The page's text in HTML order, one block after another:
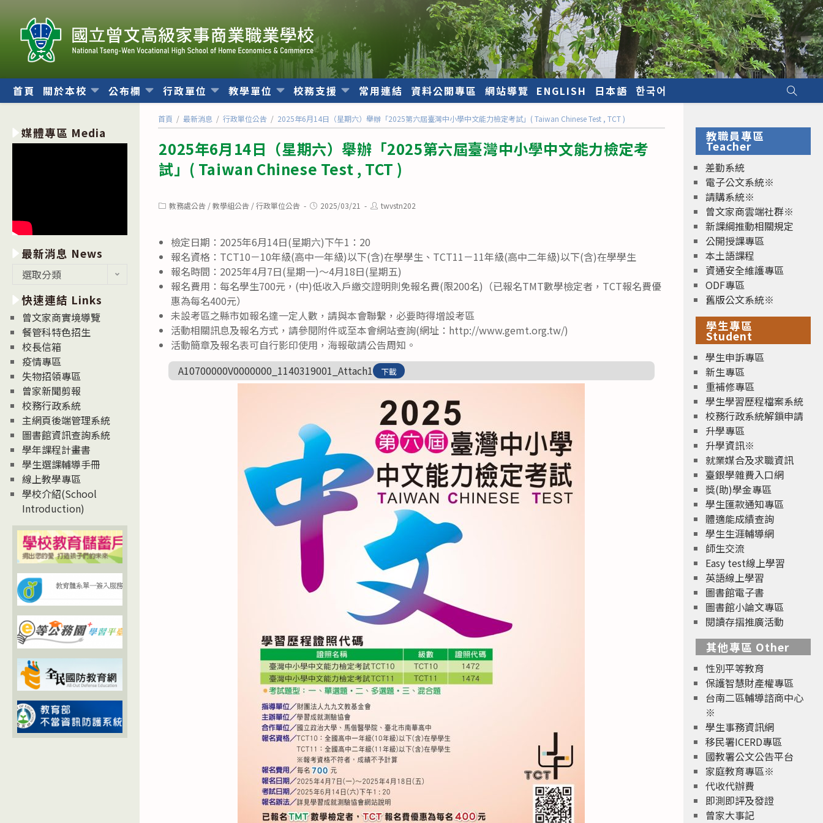
內
首頁 關於本校 公布欄 行政單位 教學單位 校務支援 常用連結 資料公開專區 網站導覽 ENGLISH 日本語 한국어
首頁 / 最新消息 / 行政單位公告 / 2025年6月14日（星期六）舉辦「2025第六屆臺灣中小學中文能力檢定考試」( Taiwan Chinese Test , TCT )
2025年6月14日（星期六）舉辦「2025第六屆臺灣中小學中文能力檢定考
試」( Taiwan Chinese Test , TCT )
Post教務處公告 / 教學組公告 / 行政單位公告
Post2025/03/21
Posttwvstn202
檢定日期：2025年6月14日(星期六)下午1：20
報名資格：TCT10－10年級(高中一年級)以下(含)在學學生、TCT11－11年級(高中二年級)以下(含)在學學生
報名時間：2025年4月7日(星期一)～4月18日(星期五)
報名費用：每名學生700元，(中)低收入戶繳交證明則免報名費(限200名)（已報名TMT數學檢定者，TCT報名費優
惠為每名400元）
未設考區之縣市如報名達一定人數，請與本會聯繫，必要時得增設考區
活動相關訊息及報名方式，請參閱附件或至本會網站查詢(網址：http://www.gemt.org.tw/)
活動簡章及報名表可自行影印使用，海報敬請公告周知。
A10700000V0000000_1140319001_Attach1
下載
媒體專區 Media
最新消息 News
消
息
News
選取分類
快速連結 Links
曾文家商實境導覽
餐管科特色招生
校長信箱
疫情專區
失物招領專區
曾家新聞剪報
校務行政系統
主網頁後端管理系統
圖書館資訊查詢系統
學年課程計畫書
學生選課輔導手冊
線上教學專區
學校介紹(School
Introduction)
教職員專區
Teacher
差勤系統
電子公文系統※
請購系統※
曾文家商雲端社群※
新課綱推動相關規定
公開授課專區
本土語課程
資通安全維護專區
ODF專區
舊版公文系統※
學生專區
Student
學生申訴專區
新生專區
重補修專區
學生學習歷程檔案系統
校務行政系統解鎖申請
升學專區
升學資訊※
就業媒合及求職資訊
臺銀學雜費入口網
獎(助)學金專區
學生匯款通知專區
體適能成績查詢
學生生涯輔導網
師生交流
Easy test線上學習
英語線上學習
圖書館電子書
圖書館小論文專區
閱讀存摺推廣活動
其他專區 Other
性別平等教育
保護智慧財產權專區
台南二區輔導諮商中心
※
學生事務資訊網
移民署ICERD專區
國教署公文公告平台
家庭教育專區※
代收代辦費
即測即評及發證
曾家大事記